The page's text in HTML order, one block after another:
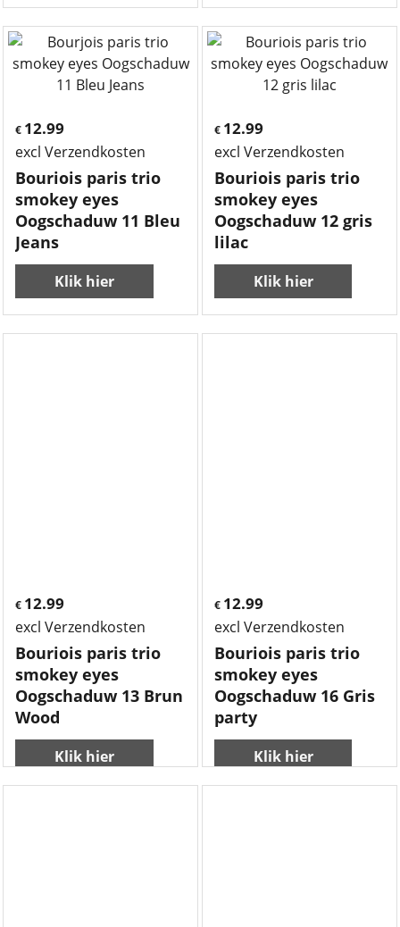
€ 12.99
excl Verzendkosten
Bouriois paris trio
smokey eyes
Oogschaduw 11 Bleu
Jeans
Klik hier
€ 12.99
excl Verzendkosten
Bouriois paris trio
smokey eyes
Oogschaduw 12 gris
lilac
Klik hier
€ 12.99
excl Verzendkosten
Bouriois paris trio
smokey eyes
Oogschaduw 13 Brun
Wood
Klik hier
€ 12.99
excl Verzendkosten
Bouriois paris trio
smokey eyes
Oogschaduw 16 Gris
party
Klik hier